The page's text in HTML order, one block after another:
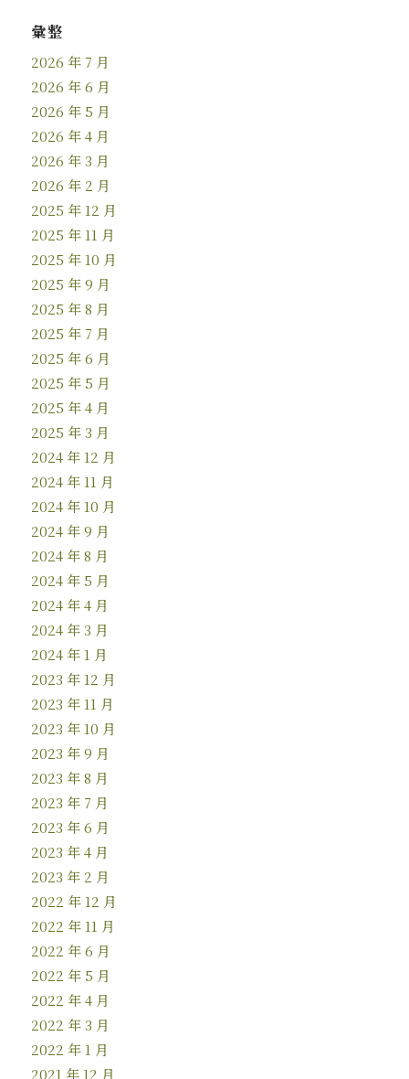
彙整
2026 年 7 月
2026 年 6 月
2026 年 5 月
2026 年 4 月
2026 年 3 月
2026 年 2 月
2025 年 12 月
2025 年 11 月
2025 年 10 月
2025 年 9 月
2025 年 8 月
2025 年 7 月
2025 年 6 月
2025 年 5 月
2025 年 4 月
2025 年 3 月
2024 年 12 月
2024 年 11 月
2024 年 10 月
2024 年 9 月
2024 年 8 月
2024 年 5 月
2024 年 4 月
2024 年 3 月
2024 年 1 月
2023 年 12 月
2023 年 11 月
2023 年 10 月
2023 年 9 月
2023 年 8 月
2023 年 7 月
2023 年 6 月
2023 年 4 月
2023 年 2 月
2022 年 12 月
2022 年 11 月
2022 年 6 月
2022 年 5 月
2022 年 4 月
2022 年 3 月
2022 年 1 月
2021 年 12 月